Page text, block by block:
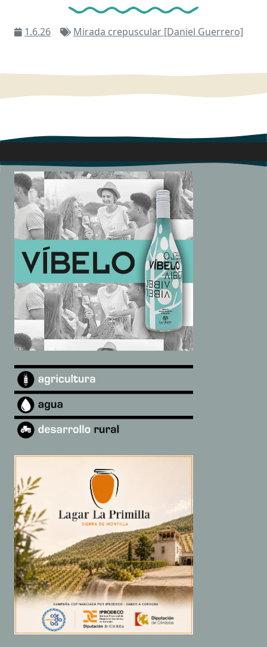
1.6.26 Mirada crepuscular [Daniel Guerrero]